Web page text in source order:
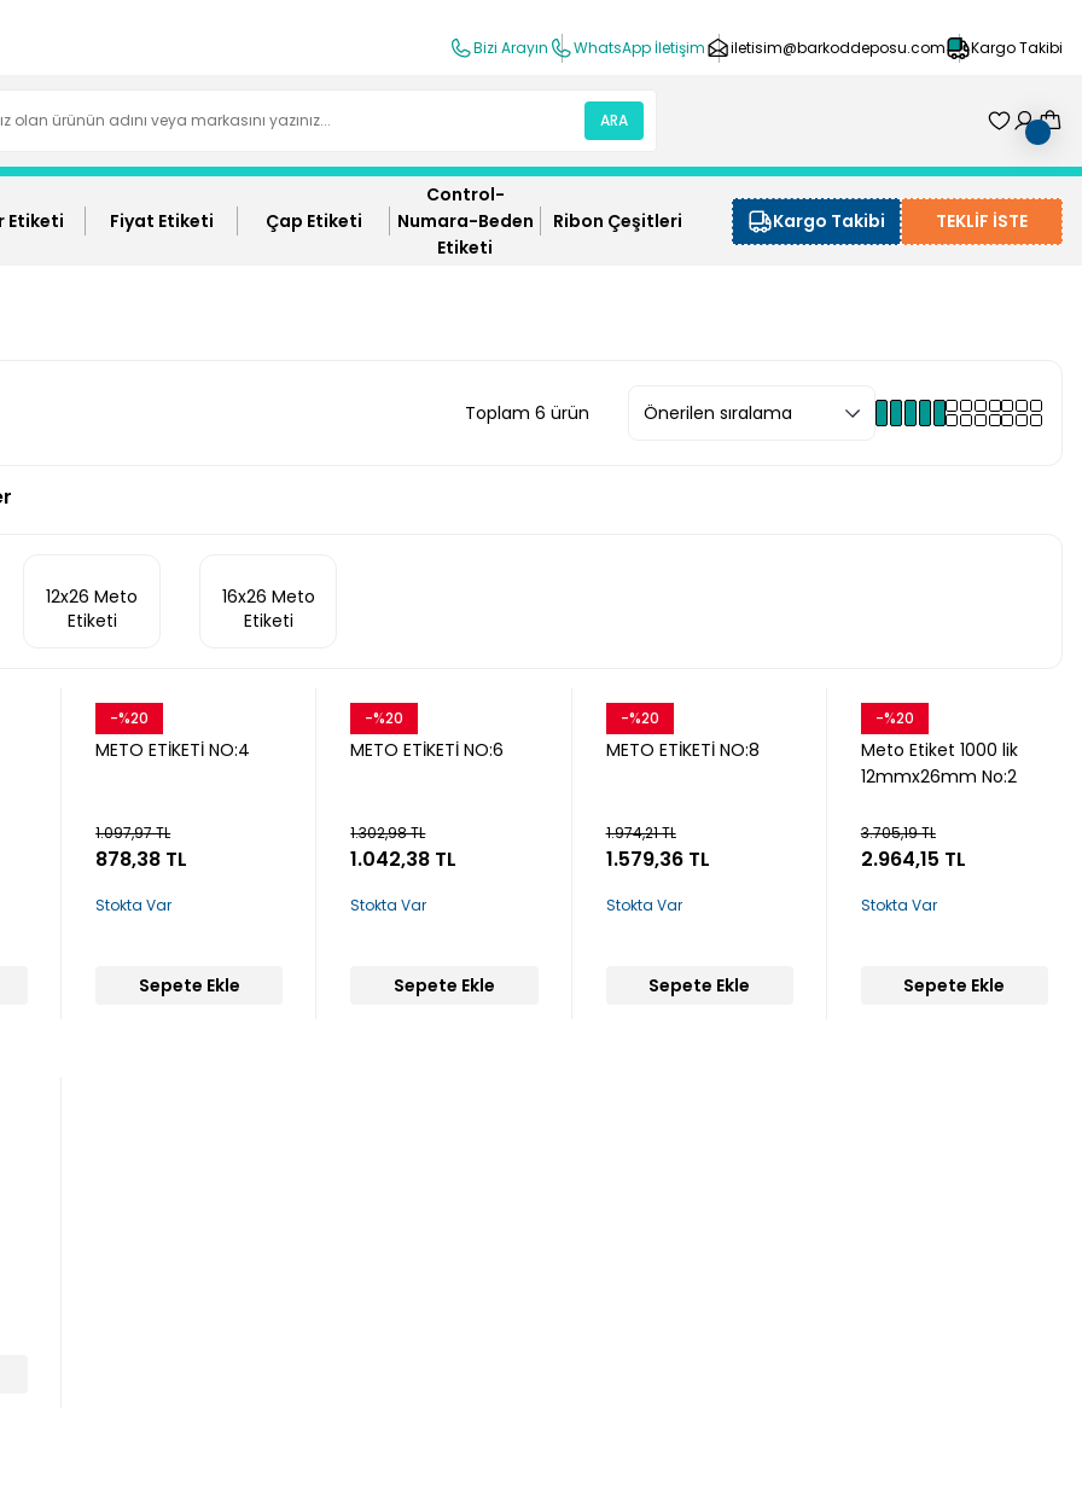
Bizi Arayın WhatsApp İletişim iletisim@barkoddeposu.com Kargo Takibi
ARA
Etiketi Fiyat Etiketi Çap Etiketi
Control-
Numara-Beden
Etiketi
Ribon Çeşitleri Kargo Takibi TEKLİF İSTE
Toplam 6 ürün
12x26 Meto
Etiketi
16x26 Meto
Etiketi
-%20
Snow
METO ETİKETİ NO:4
1.097,97 TL
878,38 TL
Stokta Var
Sepete Ekle
-%20
Snow
METO ETİKETİ NO:6
1.302,98 TL
1.042,38 TL
Stokta Var
Sepete Ekle
-%20
Snow
METO ETİKETİ NO:8
1.974,21 TL
1.579,36 TL
Stokta Var
Sepete Ekle
-%20
Snow
Meto Etiket 1000 lik
12mmx26mm No:2
3.705,19 TL
2.964,15 TL
Stokta Var
Sepete Ekle